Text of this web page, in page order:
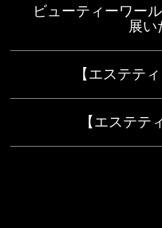
ビューティーワー
展い
【エステテ
【エステテ